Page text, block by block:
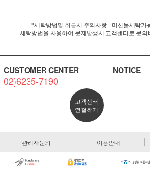
*세탁방법및 취급시 주의사항 - 머신물세탁가
세탁방법을 사용하여 문제발생시 고객센터로 문의
CUSTOMER CENTER
02)6235-7190
고객센터
연결하기
NOTICE
관리자문의 이용안내